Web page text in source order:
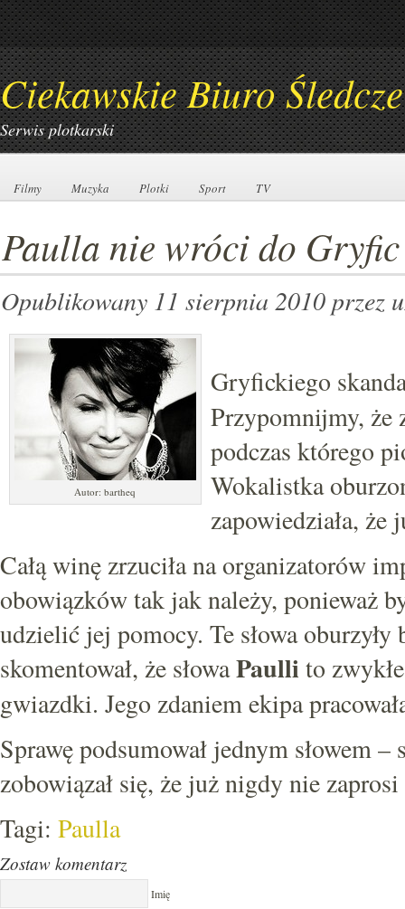
Ciekawskie Biuro Śledcze
Serwis plotkarski
Filmy
Filmy Muzyka
Muzyka Plotki
Plotki Sport
Sport TV
TV
Paulla nie wróci do Gryfic
Opublikowany 11 sierpnia 2010przez
Autor: bartheq
Gryfickiego
Przypomnijmy, że
podczas którego
Wokalistka
zapowiedziała,
Całą winę zrzuciła na organizatorów
obowiązków tak jak należy, ponieważ
udzielić jej pomocy. Te słowa
skomentował, że słowaPaulli to
gwiazdki. Jego zdaniem ekipa
Sprawę podsumował jednym słowem
zobowiązał się, że już nigdy nie
Tagi: Paulla
Zostaw komentarz
Imię